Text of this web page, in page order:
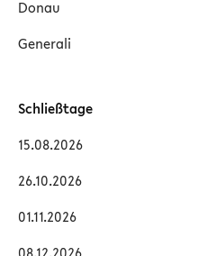
Donau
Generali
Schließtage
15.08.2026
26.10.2026
01.11.2026